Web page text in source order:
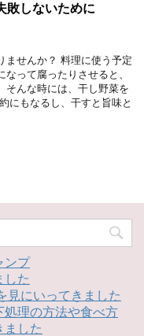
敗しないために
ませんか？ 料理に使う予定
って腐ったりさせると、
そんな時には、干し野菜を
にもなるし、干すと旨味と
ンプ
した
見にいってきました
処理の方法や食べ方
ました